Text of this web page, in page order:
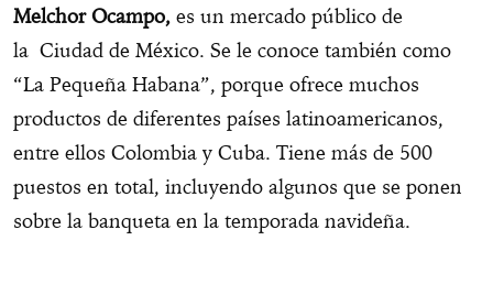
Melchor Ocampo, es un mercado público de
la Ciudad de México. Se le conoce también como
“La Pequeña Habana”, porque ofrece muchos
productos de diferentes países latinoamericanos,
entre ellos Colombia y Cuba. Tiene más de 500
puestos en total, incluyendo algunos que se ponen
sobre la banqueta en la temporada navideña.